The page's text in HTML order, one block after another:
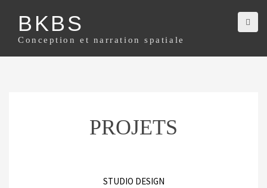
BKBS
Conception et narration spatiale
PROJETS
STUDIO DESIGN